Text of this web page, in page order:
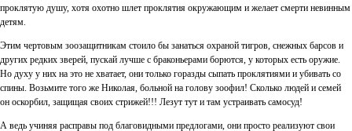
проклятую душу, хотя охотно шлет проклятия окружающим и желает смерти невинным
детям.
Этим чертовым зоозащитникам стоило бы занаться охраной тигров, снежных барсов и
других редких зверей, пускай лучше с браконьерами борются, у которых есть оружие.
Но духу у них на это не хватает, они только горазды сыпать проклятиями и убивать со
спины. Возьмите того же Николая, больной на голову зоофил! Сколько людей и семей
он оскорбил, защищая своих стрижей!!! Лезут тут и там устраивать самосуд!
А ведь учиняя расправы под благовидными предлогами, они просто реализуют свои